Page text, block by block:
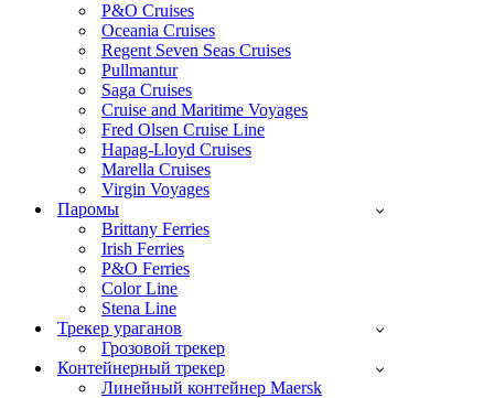
P&O Cruises
Oceania Cruises
Regent Seven Seas Cruises
Pullmantur
Saga Cruises
Cruise and Maritime Voyages
Fred Olsen Cruise Line
Hapag-Lloyd Cruises
Marella Cruises
Virgin Voyages
Паромы
Brittany Ferries
Irish Ferries
P&O Ferries
Color Line
Stena Line
Трекер ураганов
Грозовой трекер
Контейнерный трекер
Линейный контейнер Maersk